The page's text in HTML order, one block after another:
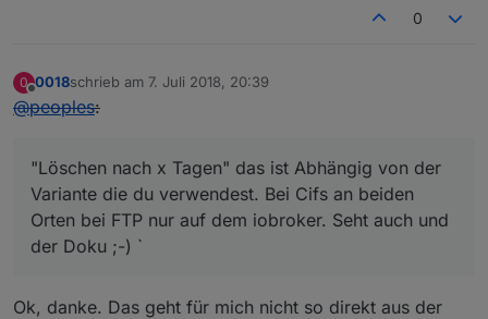
0
0
Offline
0018schrieb am 7. Juli 2018, 20:39
zuletzt editiert von
@peoples:
"Löschen nach x Tagen" das ist Abhängig von der
Variante die du verwendest. Bei Cifs an beiden
Orten bei FTP nur auf dem iobroker. Seht auch und
der Doku ;-) `
Ok, danke. Das geht für mich nicht so direkt aus der